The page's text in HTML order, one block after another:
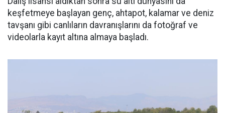
keşfetmeye başlayan genç, ahtapot, kalamar ve deniz
tavşanı gibi canlıların davranışlarını da fotoğraf ve
videolarla kayıt altına almaya başladı.